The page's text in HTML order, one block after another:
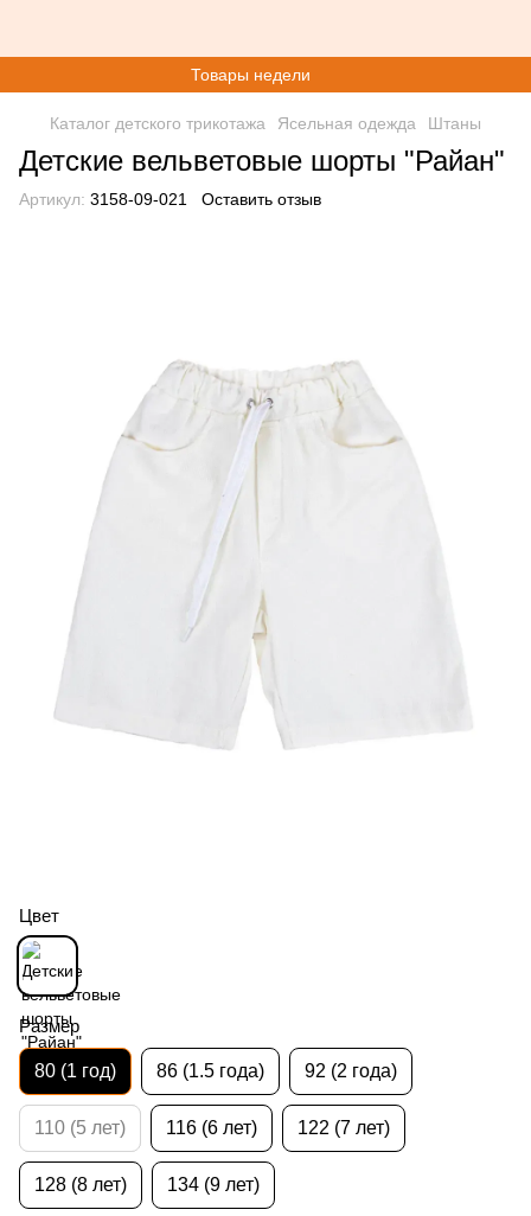
Товары недели
Каталог детского трикотажа Ясельная одежда Штаны
Детские вельветовые шорты "Райан"
Артикул: 3158-09-021 Оставить отзыв
Цвет
Размер
80 (1 год) 86 (1.5 года) 92 (2 года)
110 (5 лет) 116 (6 лет) 122 (7 лет)
128 (8 лет) 134 (9 лет)